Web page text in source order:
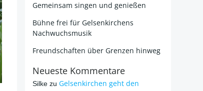
Gemeinsam singen und genießen
Bühne frei für Gelsenkirchens
Nachwuchsmusik
Freundschaften über Grenzen hinweg
Neueste Kommentare
Silke zu Gelsenkirchen geht den